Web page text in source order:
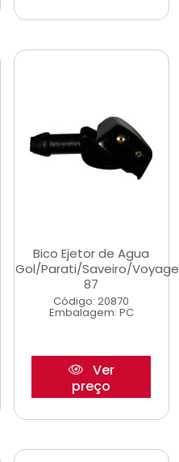
Bico Ejetor de Agua
Gol/Parati/Saveiro/Voyage
87
Código: 20870
Embalagem: PC
Ver
preço